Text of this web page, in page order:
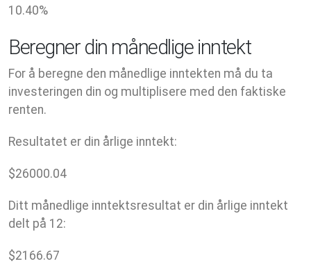
10.40%
Beregner din månedlige inntekt
For å beregne den månedlige inntekten må du ta
investeringen din og multiplisere med den faktiske
renten.
Resultatet er din årlige inntekt:
$26000.04
Ditt månedlige inntektsresultat er din årlige inntekt
delt på 12:
$2166.67